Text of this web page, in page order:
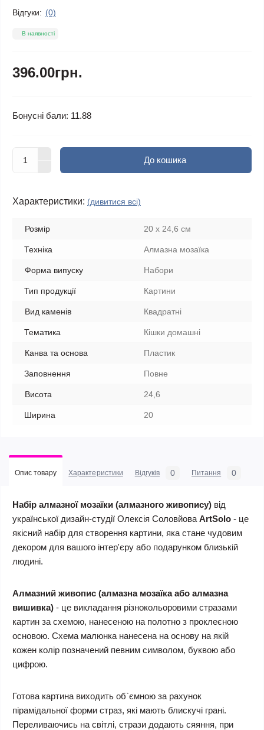
Відгуки: (0)
В наявності
396.00грн.
Бонусні бали: 11.88
До кошика
Характеристики: (дивитися всі)
Розмір 20 х 24,6 см
Техніка Алмазна мозаїка
Форма випуску Набори
Тип продукції Картини
Вид каменів Квадратні
Тематика Кішки домашні
Канва та основа Пластик
Заповнення Повне
Висота 24,6
Ширина 20
Опис товару Характеристики Відгуків 0 Питання 0
Набір алмазної мозаїки (алмазного живопису) від
української дизайн-студії Олексія Соловйова ArtSolo - це
якісний набір для створення картини, яка стане чудовим
декором для вашого інтер'єру або подарунком близькій
людині.
Алмазний живопис (алмазна мозаїка або алмазна
вишивка) - це викладання різнокольоровими стразами
картин за схемою, нанесеною на полотно з проклеєною
основою. Схема малюнка нанесена на основу на якій
кожен колір позначений певним символом, буквою або
цифрою.
Готова картина виходить об`ємною за рахунок
пірамідальної форми страз, які мають блискучі грані.
Переливаючись на світлі, стрази додають сяяння, при